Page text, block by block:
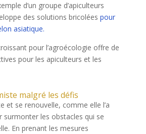
d’un groupe d’apiculteurs
des solutions bricolées pour
asiatique.
pour l’agroécologie offre de
pour les apiculteurs et les
malgré les défis
et se renouvelle, comme elle l’a
les obstacles qui se
En prenant les mesures